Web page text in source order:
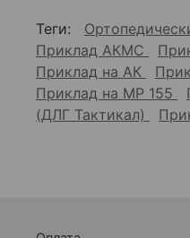
Теги:
Приклад АКМС
Приклад на АК
Приклад на МР 155
(ДЛГ Тактикал)